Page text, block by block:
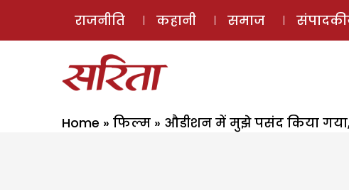
राजनीति कहानी समाज
Home » फिल्म » औडीशन में मुझे पसंद किया गया,